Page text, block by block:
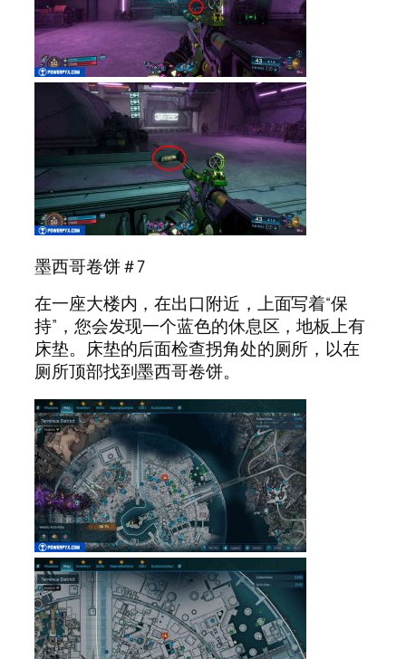
墨西哥卷饼＃7
在一座大楼内，在出口附近，上面写着“保
持”，您会发现一个蓝色的休息区，地板上有
床垫。床垫的后面检查拐角处的厕所，以在
厕所顶部找到墨西哥卷饼。